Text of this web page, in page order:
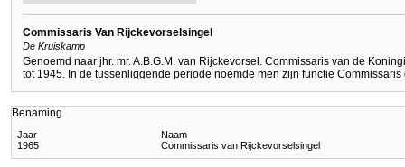
Commissaris Van Rijckevorselsingel
De Kruiskamp
Genoemd naar jhr. mr. A.B.G.M. van Rijckevorsel. Commissaris van de
tot 1945. In de tussenliggende periode noemde men zijn functie Commissaris
Benaming
Jaar
Naam
1965
Commissaris van Rijckevorselsingel